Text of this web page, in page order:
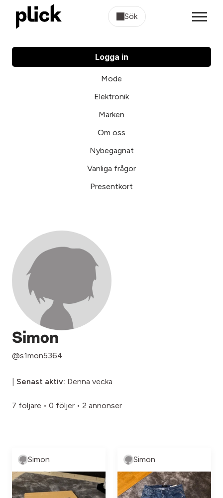
Sök
Logga in
Mode
Elektronik
Märken
Om oss
Nybegagnat
Vanliga frågor
Presentkort
Simon
@s1mon5364
Senast aktiv: Denna vecka
7 följare • 0 följer • 2 annonser
Simon Simon